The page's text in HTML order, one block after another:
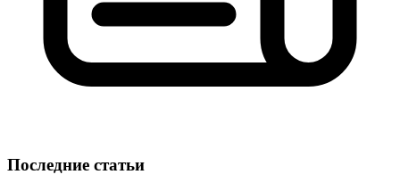
Последние статьи